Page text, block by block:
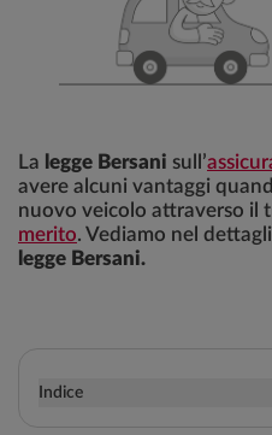
La legge Bersani sull’
avere alcuni vantaggi
nuovo veicolo attraverso il
merito. Vediamo nel
legge Bersani.
Indice